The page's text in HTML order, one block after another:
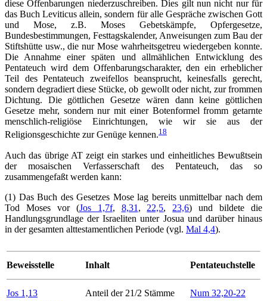
diese Offenbarungen niederzuschreiben. Dies gilt nun nicht nur für
das Buch Leviticus allein, sondern für alle Gespräche zwischen Gott
und Mose, z.B. Moses Gebetskämpfe, Opfergesetze,
Bundesbestimmungen, Festtagskalender, Anweisungen zum Bau der
Stiftshütte usw., die nur Mose wahrheitsgetreu wiedergeben konnte.
Die Annahme einer späten und allmählichen Entwicklung des
Pentateuch wird dem Offenbarungscharakter, den ein erheblicher
Teil des Pentateuch zweifellos beansprucht, keinesfalls gerecht,
sondern degradiert diese Stücke, ob gewollt oder nicht, zur frommen
Dichtung. Die göttlichen Gesetze wären dann keine göttlichen
Gesetze mehr, sondern nur mit einer Botenformel fromm getarnte
menschlich-religiöse Einrichtungen, wie wir sie aus der
Religionsgeschichte zur Genüge kennen.18
Auch das übrige AT zeigt ein starkes und einheitliches Bewußtsein
der mosaischen Verfasserschaft des Pentateuch, das so
zusammengefaßt werden kann:
(1) Das Buch des Gesetzes Mose lag bereits unmittelbar nach dem
Tod Moses vor (Jos 1,7f, 8,31 , 22,5, 23,6) und bildete die
Handlungsgrundlage der Israeliten unter Josua und darüber hinaus
in der gesamten alttestamentlichen Periode (vgl. Mal 4,4).
Beweisstelle Inhalt Pentateuchstelle
Jos 1,13 Anteil der 21/2 Stämme
Num 32,20-22